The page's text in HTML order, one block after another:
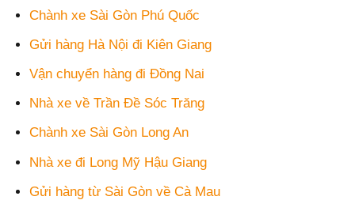
Chành xe Sài Gòn Phú Quốc
Gửi hàng Hà Nội đi Kiên Giang
Vận chuyển hàng đi Đồng Nai
Nhà xe về Trần Đề Sóc Trăng
Chành xe Sài Gòn Long An
Nhà xe đi Long Mỹ Hậu Giang
Gửi hàng từ Sài Gòn về Cà Mau